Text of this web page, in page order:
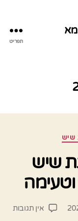
תפריט
שיש
שיש
אין תגובות